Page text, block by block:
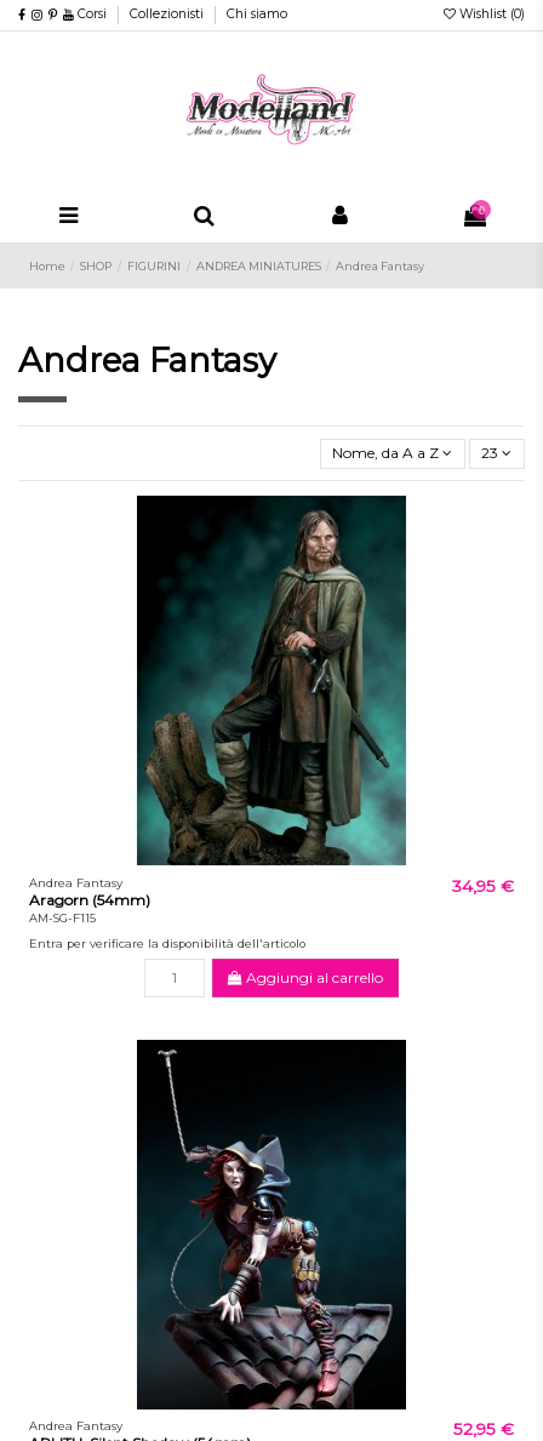
Corsi Collezionisti Chi siamo Wishlist (0)
0
Home SHOP FIGURINI ANDREA MINIATURES Andrea Fantasy
Andrea Fantasy
Nome, da A a Z 23
Andrea Fantasy
Aragorn (54mm)
AM-SG-F115
34,95 €
Entra per verificare la disponibilità dell'articolo
Aggiungi al carrello
Andrea Fantasy 52,95 €